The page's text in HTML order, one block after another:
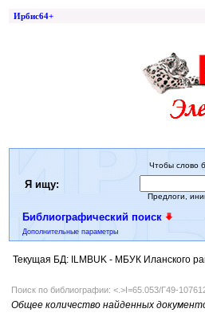
Ирбис64+
Я ищу:
Чтобы слово
Предлоги,
Библиографический поиск
Дополнительные параметры
Текущая БД: ILMBUK - МБУК Иланского
Поиск по библиографии: <.>I=65.053/Г49-
Общее количество найденных